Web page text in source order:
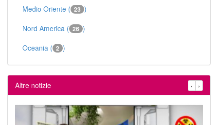
Medio Oriente ( 23 )
Nord America ( 26 )
Oceania ( 2 )
Altre notizie ‹ ›